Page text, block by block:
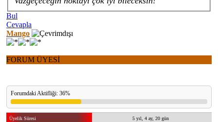
Bul
Cevapla
Mango
FORUM ÜYESİ
Forumdaki Aktifliği: 36%
Üyelik Süresi 5 yıl, 4 ay, 20 gün